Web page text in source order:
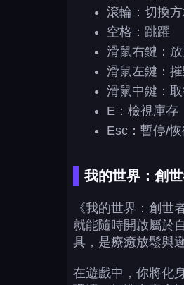
滾輪：切換
空格：跳躍
滑鼠右鍵：
滑鼠左鍵：
滑鼠中鍵：
E：檢視庫存
Esc：暫停/恢
我的世界：創
《我的世界：創
就能隨時開啟屬於
具，是療癒放鬆與
在遊戲中，你將化